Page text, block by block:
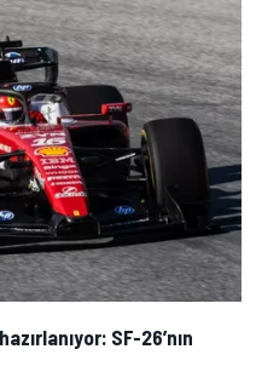
SF-26’nın